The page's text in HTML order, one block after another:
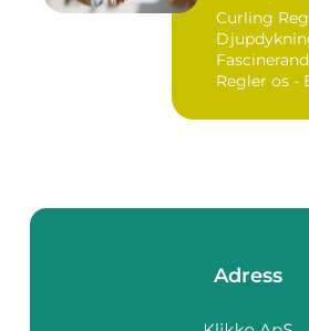
Curling
Fascinerande
Regler os -
Adress